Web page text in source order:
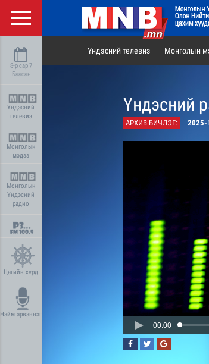
8-р сар 7
Баасан
Үндэсний
телевиз
Монголын
мэдээ
Монголын
Үндэсний
радио
Цагийн хүрд
Найм арваннэг
Үндэсний телевиз Монголын
Үндэсний
АРХИВ БИЧЛЭГ: 2025-
00:00